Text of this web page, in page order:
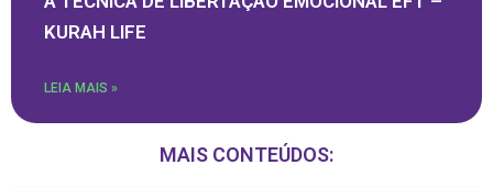
KURAH LIFE
LEIA MAIS »
MAIS CONTEÚDOS: